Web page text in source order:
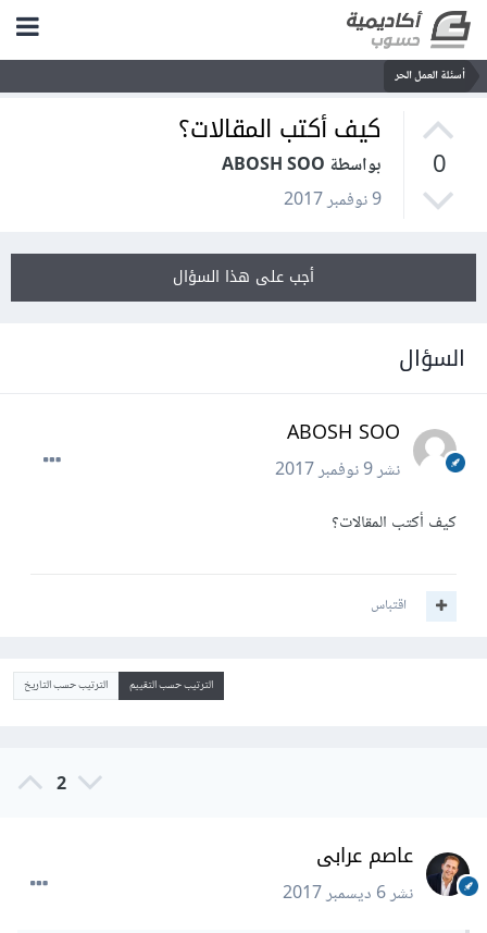
أسئلة العمل الحر
0
كيف أكتب المقالات؟
بواسطة ABOSH SOO
9 نوفمبر 2017
أجب على هذا السؤال
السؤال
ABOSH SOO
نشر9 نوفمبر 2017
كيف أكتب المقالات؟
اقتباس
الترتيب حسب التقييم الترتيب حسب التاريخ
2
عاصم عرابى
نشر6 ديسمبر 2017